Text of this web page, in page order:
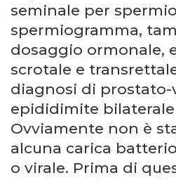
seminale per
spermiogramma,
dosaggio ormonale,
scrotale e
diagnosi di prostato-
epididimite
Ovviamente non è
alcuna carica
o virale. Prima di